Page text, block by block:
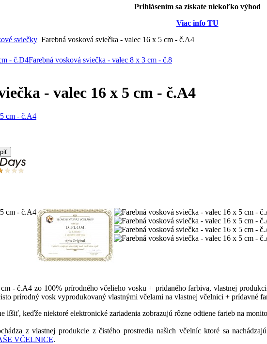
Prihlásením sa získate niekoľko výhod
Viac info TU
sviečky Farebná vosková sviečka - valec 16 x 5 cm - č.A4
- č.D4Farebná vosková sviečka - valec 8 x 3 cm - č.8
- valec 16 x 5 cm - č.A4
- č.A4 zo 100% prírodného včelieho vosku + pridaného farbiva, vlastnej
prírodný vosk vyprodukovaný vlastnými včelami na vlastnej včelnici + prídavné
líšiť, keďže niektoré elektronické zariadenia zobrazujú rôzne odtiene farieb na
z vlastnej produkcie z čistého prostredia našich včelníc ktoré sa
VČELNICE.